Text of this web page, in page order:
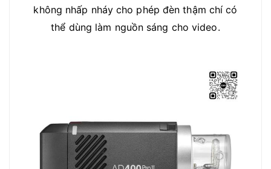
không nhấp nháy cho phép đèn thậm chí có
thể dùng làm nguồn sáng cho video.